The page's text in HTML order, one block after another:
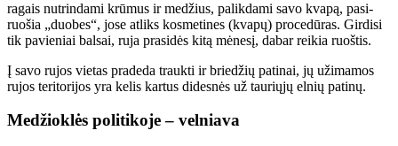
ra­gais nu­trin­da­mi krū­mus ir me­džius, pa­lik­da­mi sa­vo kva­pą, pa­si­
ruo­šia „duo­bes“, jo­se at­liks kos­me­ti­nes (kva­pų) pro­ce­dū­ras. Gir­di­si
tik pa­vie­niai bal­sai, ru­ja pra­si­dės ki­tą mė­ne­sį, da­bar rei­kia ruoš­tis.
Į sa­vo ru­jos vie­tas pra­de­da trauk­ti ir brie­džių pa­ti­nai, jų už­ima­mos
ru­jos te­ri­to­ri­jos yra ke­lis kar­tus di­des­nės už tau­rių­jų el­nių pa­ti­nų.
Me­džiok­lės po­li­ti­ko­je – vel­nia­va